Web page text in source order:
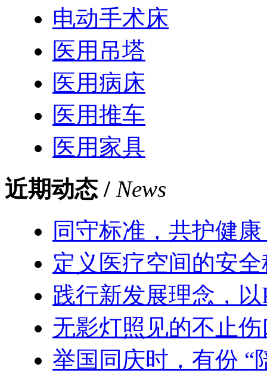
电动手术床
医用吊塔
医用病床
医用推车
医用家具
近期动态 / News
同守标准，共护健
定义医疗空间的安
践行新发展理念，以
无影灯照见的不止
举国同庆时，有份 “